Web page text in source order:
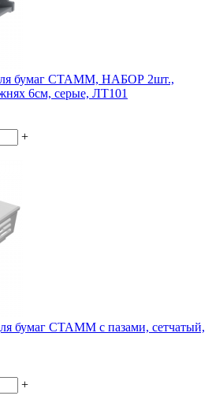
бумаг СТАММ, НАБОР 2шт.,
6см, серые, ЛТ101
+
бумаг СТАММ с пазами, сетчатый,
+